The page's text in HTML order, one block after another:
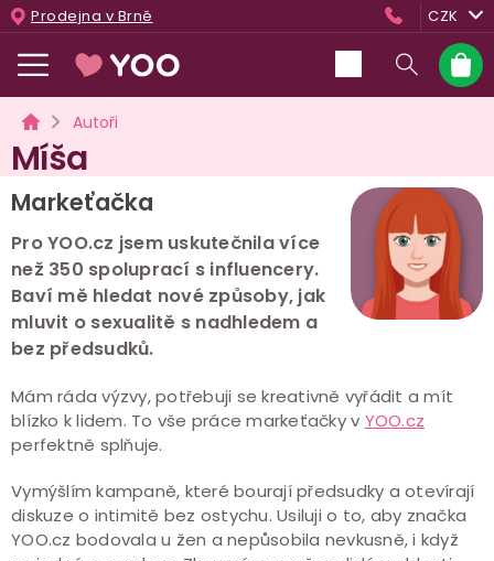
Přejít
na
obsah
Prodejna v Brně CZK
košík
DomůAutoři
Míša
Markeťačka
Pro YOO.cz jsem uskutečnila více
než 350 spoluprací s influencery.
Baví mě hledat nové způsoby, jak
mluvit o sexualitě s nadhledem a
bez předsudků.
Mám ráda výzvy, potřebuji se kreativně vyřádit a mít
blízko k lidem. To vše práce markeťačky v YOO.cz
perfektně splňuje.
Vymýšlím kampaně, které bourají předsudky a otevírají
diskuze o intimitě bez ostychu. Usiluji o to, aby značka
YOO.cz bodovala u žen a nepůsobila nevkusně, i když